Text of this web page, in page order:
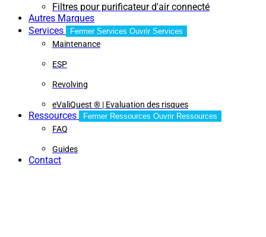
Filtres pour purificateur d'air connecté
Autres Marques
Services
Fermer Services Ouvrir Services
Maintenance
ESP
Revolving
eValiQuest ® | Evaluation des risques
Ressources Fermer Ressources Ouvrir Ressources
FAQ
Guides
Contact